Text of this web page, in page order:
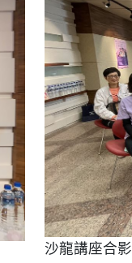
沙龍講座合影